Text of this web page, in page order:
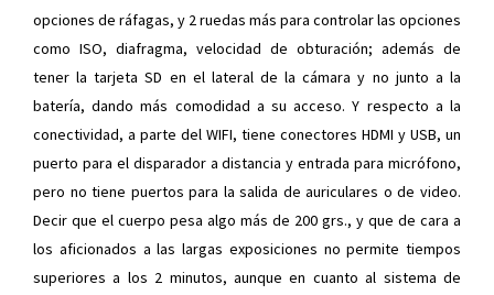
opciones de ráfagas, y 2 ruedas más para controlar las opciones
como ISO, diafragma, velocidad de obturación; además de
tener la tarjeta SD en el lateral de la cámara y no junto a la
batería, dando más comodidad a su acceso. Y respecto a la
conectividad, a parte del WIFI, tiene conectores HDMI y USB, un
puerto para el disparador a distancia y entrada para micrófono,
pero no tiene puertos para la salida de auriculares o de video.
Decir que el cuerpo pesa algo más de 200 grs., y que de cara a
los aficionados a las largas exposiciones no permite tiempos
superiores a los 2 minutos, aunque en cuanto al sistema de